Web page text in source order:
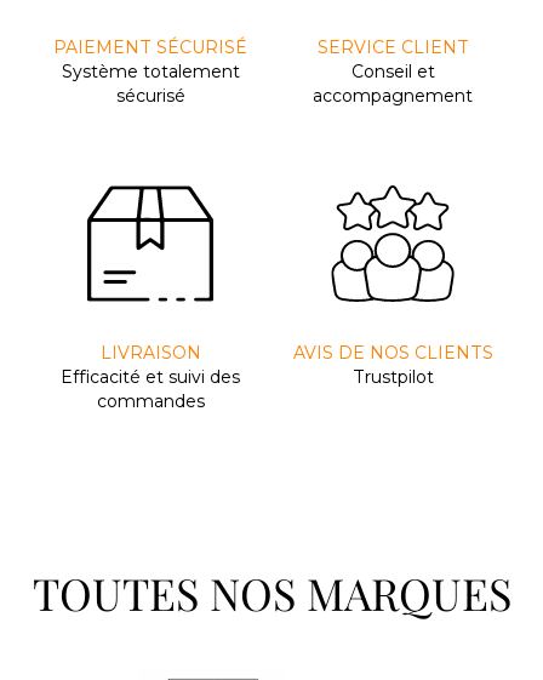
PAIEMENT SÉCURISÉ
Système totalement
sécurisé
SERVICE CLIENT
Conseil et
accompagnement
LIVRAISON
Efﬁcacité et suivi des
commandes
AVIS DE NOS CLIENTS
Trustpilot
TOUTES NOS MARQUES